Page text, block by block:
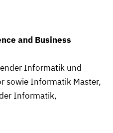
and Business
Informatik und
sowie Informatik Master,
Informatik,